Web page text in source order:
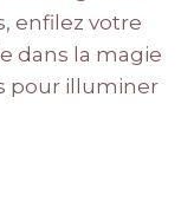
enfilez votre
dans la magie
pour illuminer